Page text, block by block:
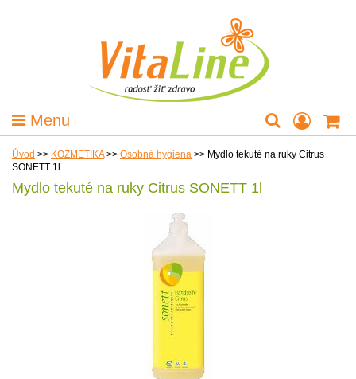
Menu
Úvod >> KOZMETIKA >> Osobná hygiena >> Mydlo tekuté na ruky Citrus
SONETT 1l
Mydlo tekuté na ruky Citrus SONETT 1l